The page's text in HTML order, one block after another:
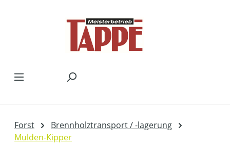
Forst
Brennholztransport / -lagerung
Mulden-Kipper